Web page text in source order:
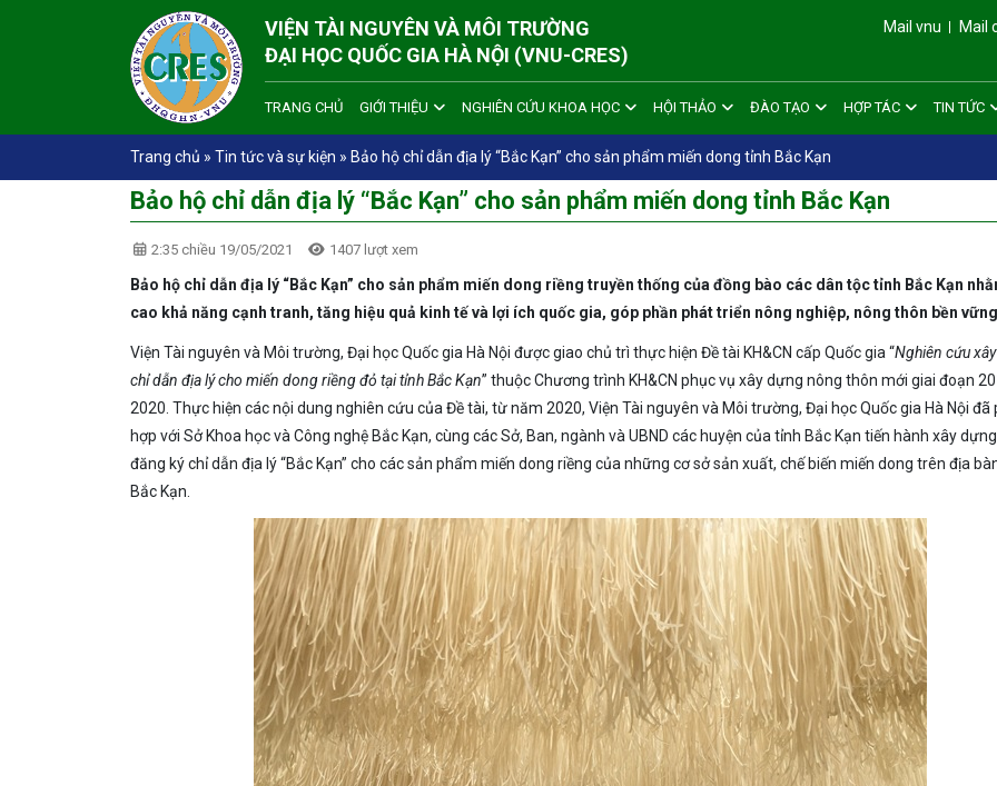
VIỆN TÀI NGUYÊN VÀ MÔI TRƯỜNG
ĐẠI HỌC QUỐC GIA HÀ NỘI (VNU-CRES)
Mail vnu Mail
TRANG CHỦ GIỚI THIỆU NGHIÊN CỨU KHOA HỌC HỘI THẢO ĐÀO TẠO HỢP TÁC TIN TỨC
Trang chủ » Tin tức và sự kiện » Bảo hộ chỉ dẫn địa lý “Bắc Kạn” cho sản phẩm miến dong tỉnh Bắc Kạn
Bảo hộ chỉ dẫn địa lý “Bắc Kạn” cho sản phẩm miến dong tỉnh Bắc Kạn
2:35 chiều 19/05/2021 1407 lượt xem
Bảo hộ chỉ dẫn địa lý “Bắc Kạn” cho sản phẩm miến dong riềng truyền thống của đồng bào các dân tộc tỉnh Bắc Kạn
cao khả năng cạnh tranh, tăng hiệu quả kinh tế và lợi ích quốc gia, góp phần phát triển nông nghiệp, nông thôn bền vững
Viện Tài nguyên và Môi trường, Đại học Quốc gia Hà Nội được giao chủ trì thực hiện Đề tài KH&CN cấp Quốc gia “Nghiên cứu
chỉ dẫn địa lý cho miến dong riềng đỏ tại tỉnh Bắc Kạn” thuộc Chương trình KH&CN phục vụ xây dựng nông thôn mới giai đoạn
2020. Thực hiện các nội dung nghiên cứu của Đề tài, từ năm 2020, Viện Tài nguyên và Môi trường, Đại học Quốc gia Hà Nội đã
hợp với Sở Khoa học và Công nghệ Bắc Kạn, cùng các Sở, Ban, ngành và UBND các huyện của tỉnh Bắc Kạn tiến hành xây
đăng ký chỉ dẫn địa lý “Bắc Kạn” cho các sản phẩm miến dong riềng của những cơ sở sản xuất, chế biến miến dong trên địa
Bắc Kạn.